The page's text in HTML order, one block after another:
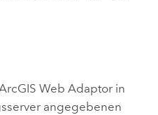
Web Adaptorin
angegebenen